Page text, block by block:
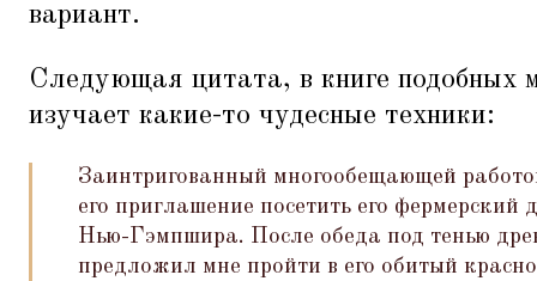
вариант.
Следующая цитата, в книге подобных
изучает какие-то чудесные техники:
Заинтригованный многообещающей
его приглашение посетить его
Нью-Гэмпшира. После обеда под тенью
предложил мне пройти в его обитый